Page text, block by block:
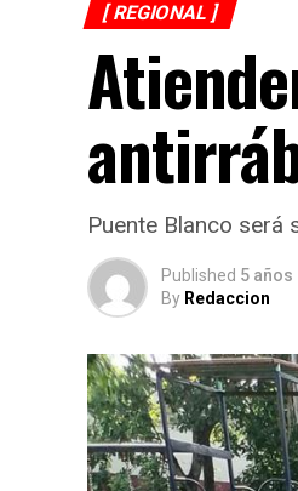
[ REGIONAL ]
Puente Blanco será
Published 5 años
By Redaccion